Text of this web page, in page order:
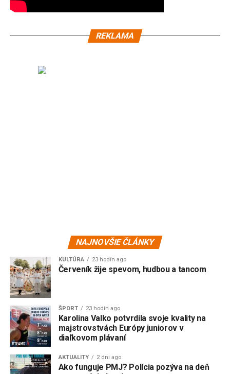
REKLAMA
NAJNOVŠIE ČLÁNKY
KULTÚRA 23 hodín ago
Červeník žije spevom, hudbou a tancom
ŠPORT 23 hodín ago
Karolina Valko potvrdila svoje kvality na
majstrovstvách Európy juniorov v
diaľkovom plávaní
AKTUALITY 2 dni ago
Ako funguje PMJ? Polícia pozýva na deň